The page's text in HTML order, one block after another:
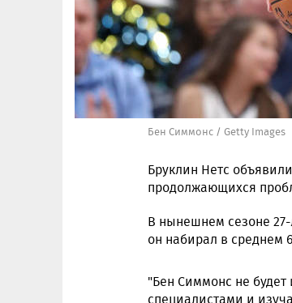
Бен Симмонс / Getty Images
Бруклин Нетс
продолжающихся
В нынешнем сезоне 27-
он набирал в среднем
"Бен Симмонс не будет